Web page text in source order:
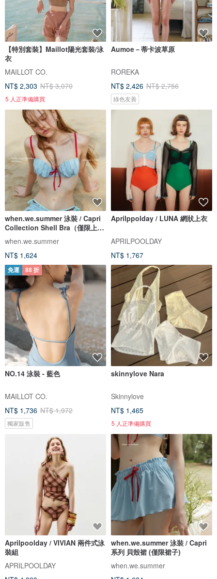
【特別套裝】Maillot陽光套裝/泳
衣
MAILLOT CO.
NT$ 2,303 NT$ 3,070
5 人正準備購買
Aumoe－蒂卡波草原
ROREKA
NT$ 2,426 NT$ 2,756
綠色友善
when.we.summer 泳裝 / Capri
Collection Shell Bra（僅限上
衣）
when.we.summer
NT$ 1,624
Aprilppolday / LUNA 網狀上衣
APRILPOOLDAY
NT$ 1,767
免運 88 折
NO.14 泳裝 - 藍色
MAILLOT CO.
NT$ 1,736 NT$ 1,972
獨家販售
skinnylove Nara
Skinnylove
NT$ 1,465
5 人正準備購買
Aprilpoolday / VIVIAN 兩件式泳
裝組
APRILPOOLDAY
when.we.summer 泳裝 / Capri
系列 貝殼裙 (僅限裙子)
when.we.summer